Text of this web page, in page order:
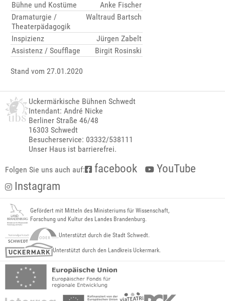
Bühne und Kostüme
Anke Fischer
Dramaturgie /
Theaterpädagogik
Waltraud Bartsch
Inspizienz
Jürgen Zabelt
Assistenz / Soufflage
Birgit Rosinski
Stand vom 27.01.2020
Uckermärkische Bühnen Schwedt
Intendant: André Nicke
Berliner Straße 46/48
16303 Schwedt
Besucherservice: 03332/538111
Unser Haus ist barrierefrei.
Folgen Sie uns auch auf: facebook
YouTube
Instagram
Gefördert mit Mitteln des Ministeriums für Wissenschaft,
Forschung und Kultur des Landes Brandenburg.
Unterstützt durch die Stadt Schwedt.
Unterstützt durch den Landkreis Uckermark.